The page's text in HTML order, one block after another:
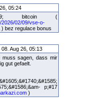
05:24
bitcoin (
02/09/vse-o-
bez regulace bonus
Aug 26, 05:13
muss sagen, dass mir
gut gefaelt.
p;#17
)